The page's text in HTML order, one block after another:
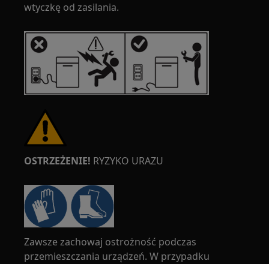
wtyczkę od zasilania.
OSTRZEŻENIE! RYZYKO URAZU
Zawsze zachowaj ostrożność podczas
przemieszczania urządzeń. W przypadku